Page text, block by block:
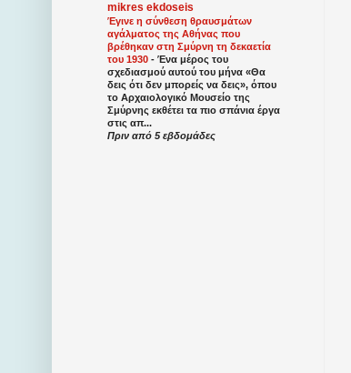
mikres ekdoseis
Έγινε η σύνθεση θραυσμάτων
αγάλματος της Αθήνας που
βρέθηκαν στη Σμύρνη τη δεκαετία
του 1930 - Ένα μέρος του
σχεδιασμού αυτού του μήνα «Θα
δεις ότι δεν μπορείς να δεις», όπου
το Αρχαιολογικό Μουσείο της
Σμύρνης εκθέτει τα πιο σπάνια έργα
στις απ...
Πριν από 5 εβδομάδες